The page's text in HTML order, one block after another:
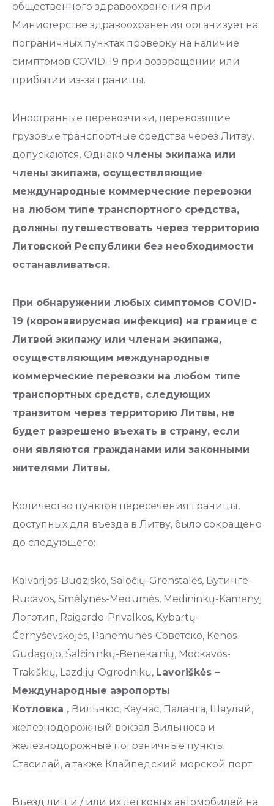
общественного здравоохранения при
Министерстве здравоохранения организует на
пограничных пунктах проверку на наличие
симптомов COVID-19 при возвращении или
прибытии из-за границы.
Иностранные перевозчики, перевозящие
грузовые транспортные средства через Литву,
допускаются. Однако члены экипажа или
члены экипажа, осуществляющие
международные коммерческие перевозки
на любом типе транспортного средства,
должны путешествовать через территорию
Литовской Республики без необходимости
останавливаться.
При обнаружении любых симптомов COVID-
19 (коронавирусная инфекция) на границе с
Литвой экипажу или членам экипажа,
осуществляющим международные
коммерческие перевозки на любом типе
транспортных средств, следующих
транзитом через территорию Литвы, не
будет разрешено въехать в страну, если
они являются гражданами или законными
жителями Литвы.
Количество пунктов пересечения границы,
доступных для въезда в Литву, было сокращено
до следующего:
Kalvarijos-Budzisko, Saločių-Grenstalės, Бутинге-
Rucavos, Smėlynės-Medumės, Medininkų-Kamenyj
Логотип, Raigardo-Privalkos, Kybartų-
Černyševskojės, Panemunės-Советско, Kenos-
Gudagojo, Šalčininkų-Benekainių, Mockavos-
Trakiškių, Lazdijų-Ogrodnikų, Lavoriškės –
Международные аэропорты
Котловка , Вильнюс, Каунас, Паланга, Шяуляй,
железнодорожный вокзал Вильнюса и
железнодорожные пограничные пункты
Стасилай, а также Клайпедский морской порт.
Въезд лиц и / или их легковых автомобилей на